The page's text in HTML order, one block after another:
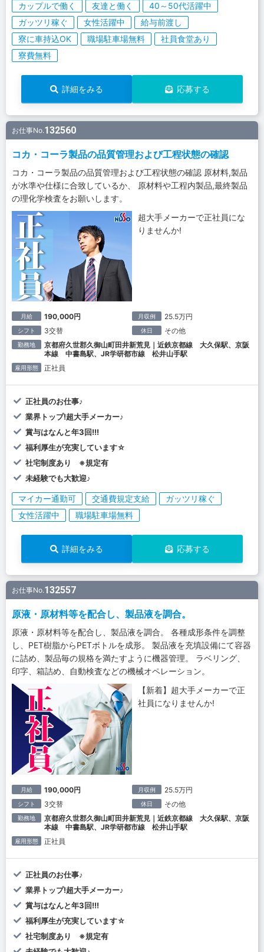
カップルで働く
友達と働く
40～50代活躍中
ガッツリ稼ぐ
女性活躍中
給与前渡し
寮に車持込OK
職場駐車場無料
社員食堂あり
寮費無料
詳細をみる 応募する
お仕事No.132560
コカ・コーラ製品の品質管理および工程状態の確認
コカ・コーラ製品の品質管理および工程状態の確認 原材料,製品
が水準や仕様に合致しているか、 原材料や工程内製品,最終製品
の理化学検査をお願いします。
超大手メーカーで正社員にな
りませんか!
月給 190,000円 月収例 25.5万円
シフト 3交替 休日 その他
勤務地
京都府久世郡久御山町田井新荒見｜近鉄京都線 大久保駅、京阪
本線 中書島駅、JR学研都市線 松井山手駅
雇用形態 正社員
正社員のお仕事♪
業界トップ!超大手メーカー♪
賞与はなんと年3回!!!
福利厚生が充実しています☆
社宅制度あり ※規定有
未経験でも大歓迎♪
マイカー通勤可 交通費規定支給
ガッツリ稼ぐ
女性活躍中
職場駐車場無料
詳細をみる 応募する
お仕事No.132557
原液・原材料等を配合し、製品液を調合。
原液・原材料等を配合し、製品液を調合。 各種成形条件を調整
し、PET樹脂からPETボトルを成形。 製品液を充填設備にて容器
に詰め、製品毎の規格を満たすように機器管理。 ラベリング、
印字、箱詰め、自動検査などの機械オペレーション。
【新着】超大手メーカーで正
社員になりませんか!
月給 190,000円 月収例 25.5万円
シフト 3交替 休日 その他
勤務地
京都府久世郡久御山町田井新荒見｜近鉄京都線 大久保駅、京阪
本線 中書島駅、JR学研都市線 松井山手駅
雇用形態 正社員
正社員のお仕事♪
業界トップ!超大手メーカー♪
賞与はなんと年3回!!!
福利厚生が充実しています☆
社宅制度あり ※規定有